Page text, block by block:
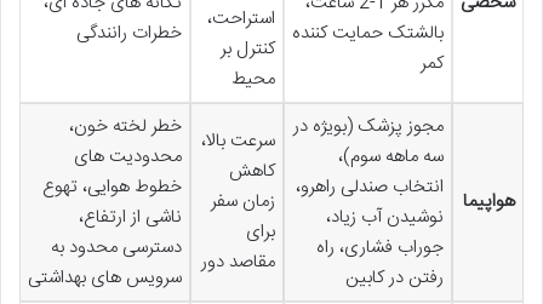
بالشتک حمایت کننده
کمر
استراحت،
کنترل بر
محیط
خطرات رانندگی
هواپیما
مجوز پزشک (بویژه در
سه ماهه سوم)،
انتخاب صندلی راهرو،
نوشیدن آب زیاد،
جوراب فشاری، راه
رفتن در کابین
سرعت بالا،
کاهش
زمان سفر
برای
مقاصد دور
خطر لخته خون،
محدودیت های
خطوط هوایی، تهوع
ناشی از ارتفاع،
دسترسی محدود به
سرویس های بهداشتی